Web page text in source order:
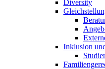
Diversity
Inklusion